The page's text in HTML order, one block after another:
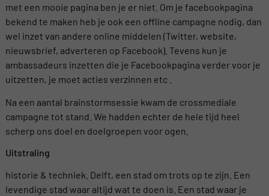
met een mooie pagina ben je er niet. Om je facebookpagina
bekend te maken heb je ook een offline campagne nodig, dan
wel inzet van andere online middelen (Twitter, website,
nieuwsbrief, adverteren op Facebook). Tevens kun je
ambassadeurs inzetten die je Facebookpagina verder voor je
uitzetten, je moet acties verzinnen etc .
Na een aantal brainstormsessie kwam de crossmediale
campagne tot stand. We hadden echter de hele tijd heel
scherp ons doel en doelgroepen voor ogen.
Uitstraling
historie & techniek. Delft, een stad om trots op te zijn. Een
levendige stad waar altijd wat te doen is. Een stad waar je